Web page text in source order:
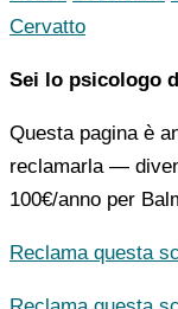
Cervatto
Sei lo psicologo
Questa pagina è
reclamarla —
100€/anno per
Reclama questa